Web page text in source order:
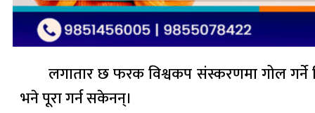
लगातार छ फरक विश्वकप संस्करणमा गोल गर्ने
भने पूरा गर्न सकेनन्।